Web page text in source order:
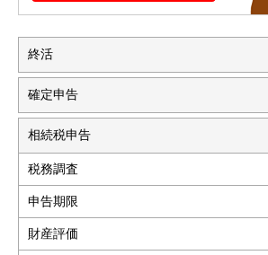
終活
確定申告
相続税申告
税務調査
申告期限
財産評価